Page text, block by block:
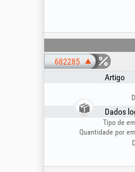
682285
Artigo
Dados
Tipo de
Quantidade por